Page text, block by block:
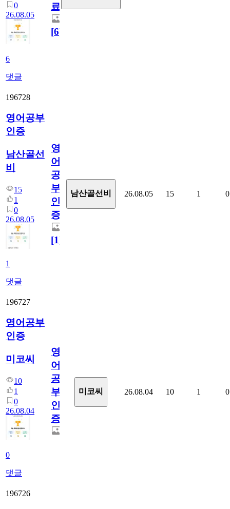
0
26.08.05
6
댓글
료
[6]
196728
영어공부
인증
남산골선
비
15
1
0
26.08.05
1
댓글
영
어
공
부
인
증
[1]
남산골선비 26.08.05 15 1 0
196727
영어공부
인증
미코씨
10
1
0
26.08.04
0
댓글
영
어
공
부
인
증
미코씨 26.08.04 10 1 0
196726